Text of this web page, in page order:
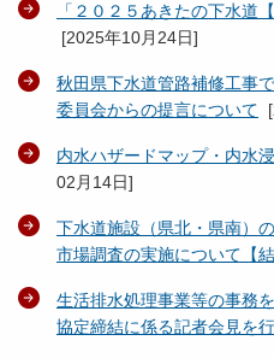
「２０２５あきたの下水道
[2025年10月24日]
秋田県下水道管路補修工事
委員会からの提言について [
内水ハザードマップ・内水
02月14日]
下水道施設（県北・県南）
市場調査の実施について【結
生活排水処理事業等の事務
協定締結に係る記者会見を